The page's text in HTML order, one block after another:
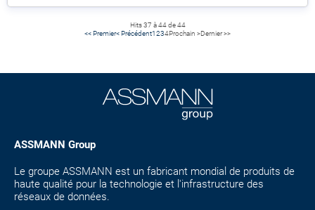
Hits 37 à 44 de 44
<< Premier< Précédent1234Prochain >Dernier >>
ASSMANN Group
Le groupe ASSMANN est un fabricant mondial de produits de
haute qualité pour la technologie et l'infrastructure des
réseaux de données.